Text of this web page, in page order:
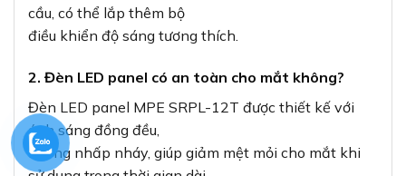
tiêu chuẩn, không
được thiết kế đặc biệt cho môi trường ẩm ướt. Nếu
nên chọn vị trí không bị nước bắn trực tiếp và có
biện pháp bảo vệ phù
hợp.
4. Làm thế nào để vệ sinh đèn LED panel?